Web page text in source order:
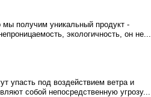
получим уникальный продукт -
экологичность, он не...
упасть под воздействием ветра и
собой непосредственную угрозу...